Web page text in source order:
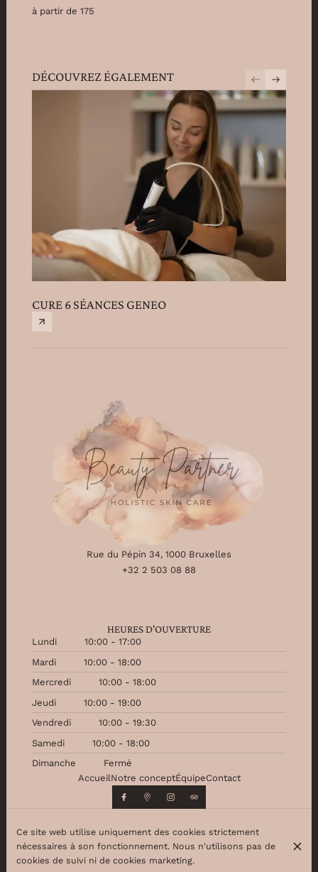
à partir de 175
DÉCOUVREZ ÉGALEMENT
CURE 6 SÉANCES GENEO
Rue du Pépin 34, 1000 Bruxelles
+32 2 503 08 88
HEURES D'OUVERTURE
Lundi
10:00 - 17:00
Mardi
10:00 - 18:00
Mercredi
10:00 - 18:00
Jeudi
10:00 - 19:00
Vendredi
10:00 - 19:30
Samedi
10:00 - 18:00
Dimanche
Fermé
AccueilNotre conceptÉquipeContact
© Beauty Partner 2026
Mentions légalesProtection des données
Ce site web utilise uniquement des cookies strictement
nécessaires à son fonctionnement. Nous n'utilisons pas de
cookies de suivi ni de cookies marketing.